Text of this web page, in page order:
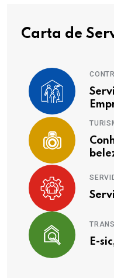
Carta de
E-